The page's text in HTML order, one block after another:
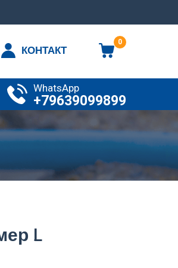
0
КОНТАКТ
WhatsApp
+79639099899
L